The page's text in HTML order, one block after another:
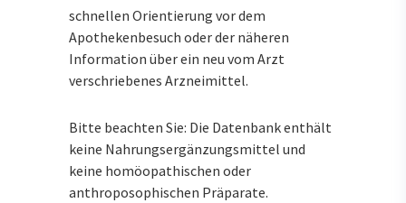
schnellen Orientierung vor dem
Apothekenbesuch oder der näheren
Information über ein neu vom Arzt
verschriebenes Arzneimittel.
Bitte beachten Sie: Die Datenbank enthält
keine Nahrungsergänzungsmittel und
keine homöopathischen oder
anthroposophischen Präparate.